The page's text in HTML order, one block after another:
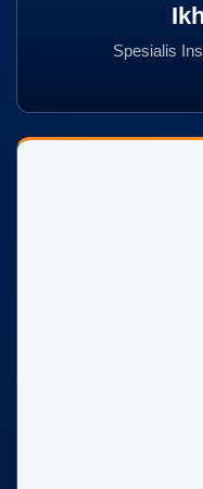
Spesialis